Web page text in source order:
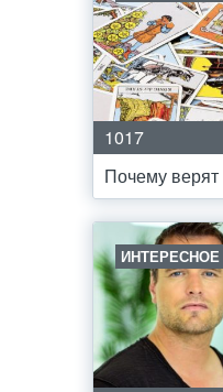
1017
Почему верят
ИНТЕРЕСНОЕ